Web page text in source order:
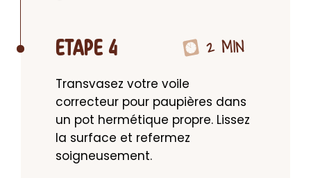
ETAPE 4 2 MIN
Transvasez votre voile
correcteur pour paupières dans
un pot hermétique propre. Lissez
la surface et refermez
soigneusement.